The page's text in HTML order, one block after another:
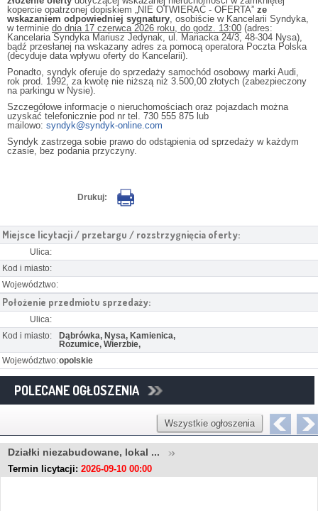
kopercie opatrzonej dopiskiem „NIE OTWIERAĆ - OFERTA” ze
wskazaniem odpowiedniej sygnatury, osobiście w Kancelarii Syndyka,
w terminie do dnia 17 czerwca 2026 roku, do godz. 13:00 (adres:
Kancelaria Syndyka Mariusz Jedynak, ul. Mariacka 24/3, 48-304 Nysa),
bądź przesłanej na wskazany adres za pomocą operatora Poczta Polska
(decyduje data wpływu oferty do Kancelarii).
Ponadto, syndyk oferuje do sprzedaży samochód osobowy marki Audi,
rok prod. 1992, za kwotę nie niższą niż 3.500,00 złotych (zabezpieczony
na parkingu w Nysie).
Szczegółowe informacje o nieruchomościach oraz pojazdach można
uzyskać telefonicznie pod nr tel. 730 555 875 lub
mailowo: syndyk@syndyk-online.com
Syndyk zastrzega sobie prawo do odstąpienia od sprzedaży w każdym
czasie, bez podania przyczyny.
Drukuj:
Miejsce licytacji / przetargu / rozstrzygnięcia oferty:
Ulica:
Kod i miasto:
Województwo:
Położenie przedmiotu sprzedaży:
Ulica:
Kod i miasto:
Dąbrówka, Nysa, Kamienica,
Rozumice, Wierzbie,
Województwo:opolskie
POLECANE OGŁOSZENIA
Wszystkie ogłoszenia
Działki niezabudowane, lokal ...
Termin licytacji: 2026-09-10 00:00